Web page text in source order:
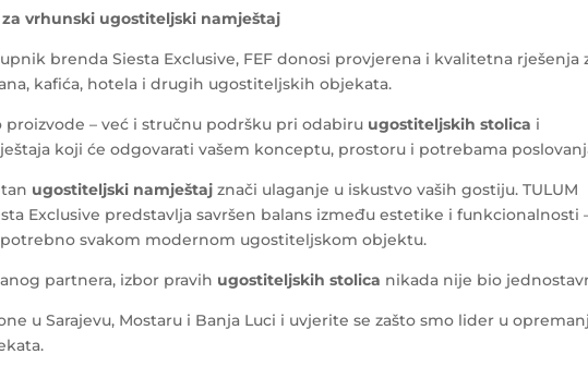
za vrhunski ugostiteljski namještaj
brenda Siesta Exclusive, FEF donosi provjerena i kvalitetna rješenja
kafića, hotela i drugih ugostiteljskih objekata.
proizvode – već i stručnu podršku pri odabiru ugostiteljskih stolica i
koji će odgovarati vašem konceptu, prostoru i potrebama
ugostiteljski namještaj znači ulaganje u iskustvo vaših gostiju. TULUM
Exclusive predstavlja savršen balans između estetike i funkcionalnosti
svakom modernom ugostiteljskom objektu.
partnera, izbor pravih ugostiteljskih stolica nikada nije bio
u Sarajevu, Mostaru i Banja Luci i uvjerite se zašto smo lider u